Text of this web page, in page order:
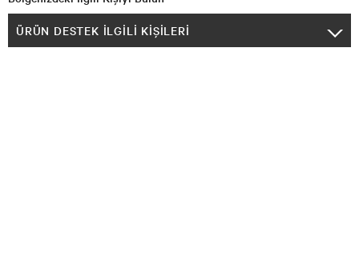
ÜRÜN DESTEK İLGILI KIŞILERI